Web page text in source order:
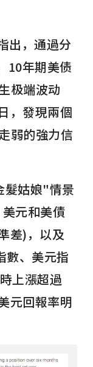
出，通過分
10年期美债
极端波动
，發現兩個
弱的強力信
髮姑娘"情景
元和美債
差)，以及
數、美元指
上漲超過
元回報率明